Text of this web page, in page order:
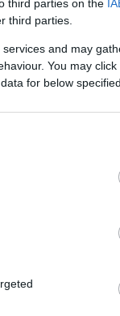
third parties on the
third parties.
and may
You may
for below